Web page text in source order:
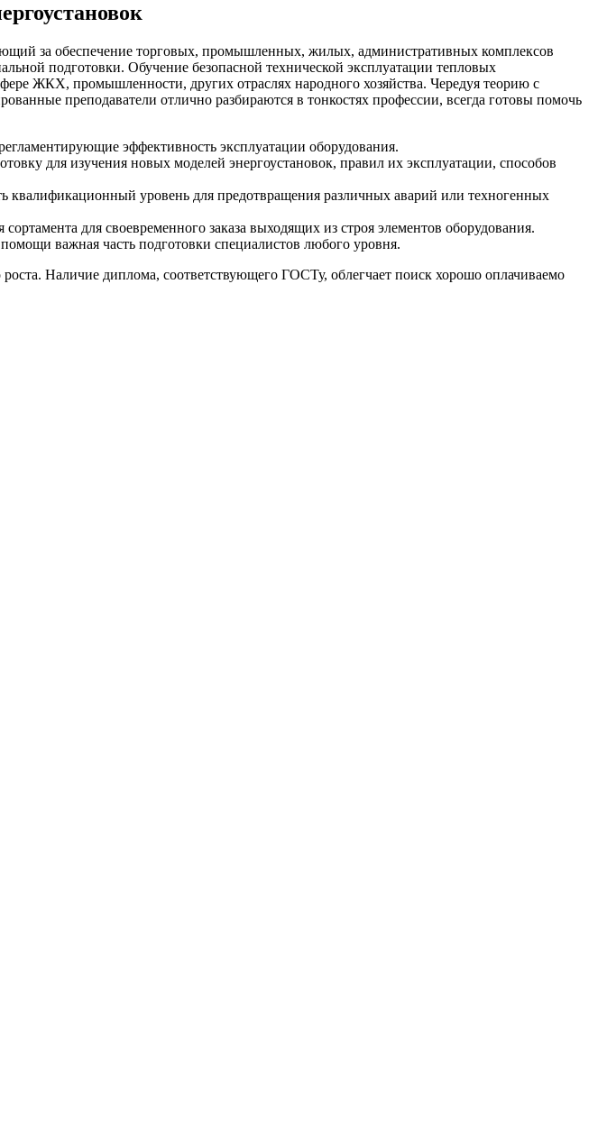
за обеспечение торговых, промышленных, жилых, административных комплексов
подготовки. Обучение безопасной технической эксплуатации тепловых
ЖКХ, промышленности, других отраслях народного хозяйства. Чередуя теорию с
преподаватели отлично разбираются в тонкостях профессии, всегда готовы помочь
эффективность эксплуатации оборудования.
для изучения новых моделей энергоустановок, правил их эксплуатации, способов
квалификационный уровень для предотвращения различных аварий или техногенных
для своевременного заказа выходящих из строя элементов оборудования.
важная часть подготовки специалистов любого уровня.
Наличие диплома, соответствующего ГОСТу, облегчает поиск хорошо оплачиваемо